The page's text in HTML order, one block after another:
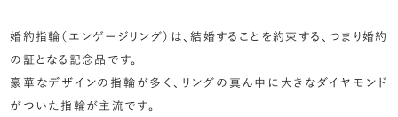
婚約指輪（エンゲージリング）は、結婚することを約束する、つまり婚約
の証となる記念品です。
豪華なデザインの指輪が多く、リングの真ん中に大きなダイヤモンド
がついた指輪が主流です。